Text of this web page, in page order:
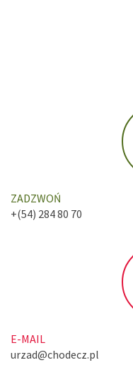
ZADZWOŃ
+(54) 284 80 70
E-MAIL
urzad@chodecz.pl